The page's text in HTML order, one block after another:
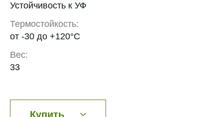
Устойчивость к УФ
Термостойкость:
от -30 до +120°С
Вес:
33
Купить